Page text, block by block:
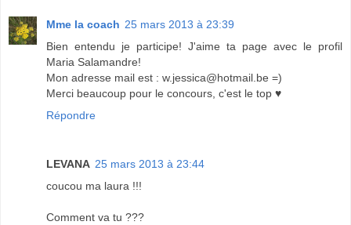
Mme la coach 25 mars 2013 à 23:39
Bien entendu je participe! J'aime ta page avec le profil
Maria Salamandre!
Mon adresse mail est : w.jessica@hotmail.be =)
Merci beaucoup pour le concours, c'est le top ♥
Répondre
LEVANA 25 mars 2013 à 23:44
coucou ma laura !!!
Comment va tu ???